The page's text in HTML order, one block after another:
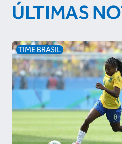
ÚLTIMAS
TIME BRASIL